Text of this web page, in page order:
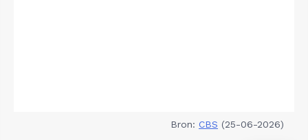
Bron: CBS (25-06-2026)